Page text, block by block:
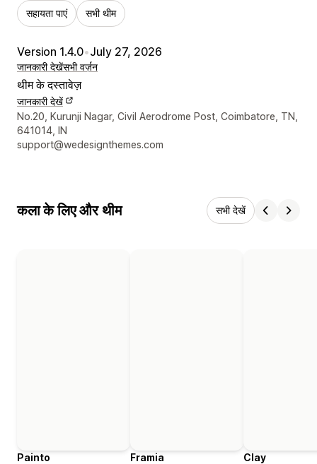
सहायता पाएं सभी थीम
Version 1.4.0•July 27, 2026
जानकारी देखेंसभी वर्ज़न
थीम के दस्तावेज़
जानकारी देखें
डिज़ाइनर के संपर्क की जानकारी
No.20, Kurunji Nagar, Civil Aerodrome Post, Coimbatore, TN,
641014, IN
support@wedesignthemes.com
कला के लिए और थीम सभी देखें
Painto
Framia
Clay